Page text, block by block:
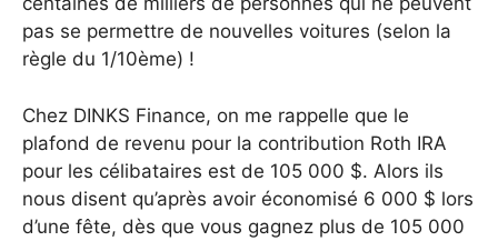
pas se permettre de nouvelles voitures (selon la
règle du 1/10ème) !
Chez DINKS Finance, on me rappelle que le
plafond de revenu pour la contribution Roth IRA
pour les célibataires est de 105 000 $. Alors ils
nous disent qu’après avoir économisé 6 000 $ lors
d’une fête, dès que vous gagnez plus de 105 000